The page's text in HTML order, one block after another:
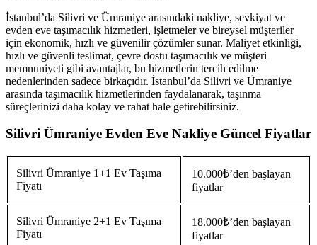
İstanbul’da Silivri ve Ümraniye arasındaki nakliye, sevkiyat ve
evden eve taşımacılık hizmetleri, işletmeler ve bireysel müşteriler
için ekonomik, hızlı ve güvenilir çözümler sunar. Maliyet etkinliği,
hızlı ve güvenli teslimat, çevre dostu taşımacılık ve müşteri
memnuniyeti gibi avantajlar, bu hizmetlerin tercih edilme
nedenlerinden sadece birkaçıdır. İstanbul’da Silivri ve Ümraniye
arasında taşımacılık hizmetlerinden faydalanarak, taşınma
süreçlerinizi daha kolay ve rahat hale getirebilirsiniz.
Silivri Ümraniye Evden Eve Nakliye Güncel Fiyatlar
Silivri Ümraniye 1+1 Ev Taşıma
Fiyatı
10.000₺’den başlayan
fiyatlar
Silivri Ümraniye 2+1 Ev Taşıma
Fiyatı
18.000₺’den başlayan
fiyatlar